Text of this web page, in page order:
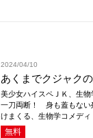
2024/04/10
あくまでクジャク
美少女ハイスペＪＫ、生
一刀両断！ 身も蓋もない
けまくる、生物学コメディ
無料